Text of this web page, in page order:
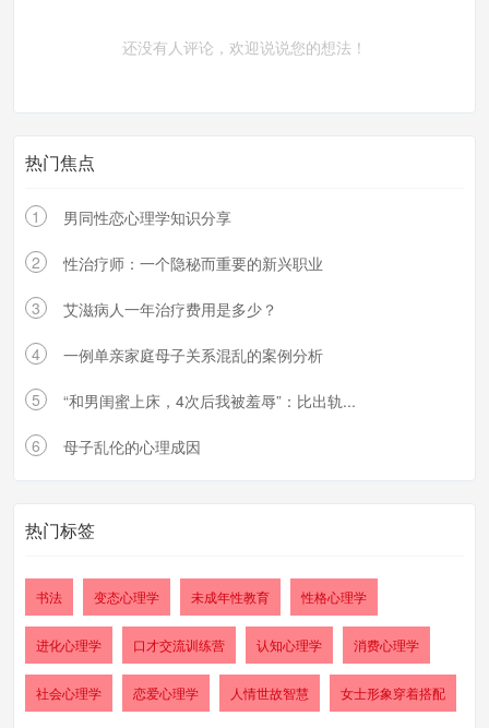
还没有人评论，欢迎说说您的想法！
热门焦点
1 男同性恋心理学知识分享
2 性治疗师：一个隐秘而重要的新兴职业
3 艾滋病人一年治疗费用是多少？
4 一例单亲家庭母子关系混乱的案例分析
5 “和男闺蜜上床，4次后我被羞辱”：比出轨...
6 母子乱伦的心理成因
热门标签
书法 变态心理学 未成年性教育 性格心理学
进化心理学 口才交流训练营 认知心理学 消费心理学
社会心理学 恋爱心理学 人情世故智慧 女士形象穿着搭配